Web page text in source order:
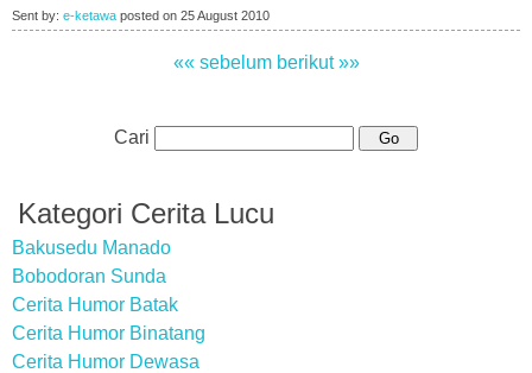
Sent by: e-ketawa posted on 25 August 2010
«« sebelum berikut »»
Cari
Kategori Cerita Lucu
Bakusedu Manado
Bobodoran Sunda
Cerita Humor Batak
Cerita Humor Binatang
Cerita Humor Dewasa